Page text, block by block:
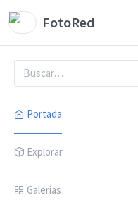
FotoRed
Portada
Explorar
Galerías